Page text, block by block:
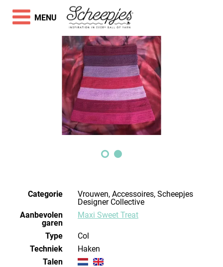
Categorie
Vrouwen, Accessoires, Scheepjes
Designer Collective
Aanbevolen
garen
Maxi Sweet Treat
Type
Col
Techniek
haken
Talen
MENU